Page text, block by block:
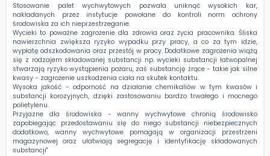
Stosowanie palet wychwytowych pozwala uniknąć wysokich kar,
nakładanych przez instytucje powołane do kontroli norm ochrony
środowiska za ich nieprzestrzeganie.
Wycieki to poważne zagrożenie dla zdrowia oraz życia pracownika. Śliska
nawierzchnia zwiększa ryzyko wypadku przy pracy, a co za tym idzie,
wypłatę odszkodowania oraz przestój w pracy. Dodatkowe zagrożenia wiążą
się z rodzajem składowanej substancji np. wycieki substancji łatwopalnej
stwarzają ryzyko wystąpienia pożaru, zaś substancję żrące - takie jak silne
kwasy - zagrożenie uszkodzenia ciała na skutek kontaktu.
Wysoka jakość - odporność na działanie chemikaliów w tym kwasów i
substancji korozyjnych, dzięki zastosowaniu bardzo trwałego i mocnego
polietylenu.
Przyjazne dla środowiska - wanny wychwytowe chronią środowisko
zapobiegając przedostawaniu się do niego substancji niebezpiecznych
dodatkowo, wanny wychwytowe pomagają w organizacji przestrzeni
magazynowej oraz ułatwiają segregację i identyfikację składowanych
substancji"